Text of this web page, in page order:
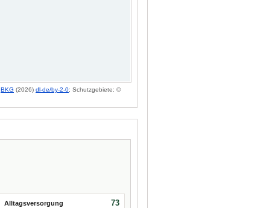
BKG (2026) dl-de/by-2-0; Schutzgebiete: ©
Alltagsversorgung 73